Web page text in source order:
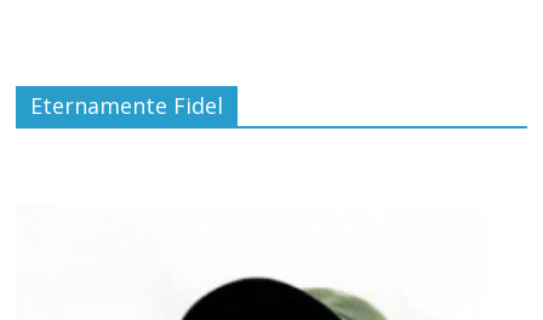
Eternamente Fidel